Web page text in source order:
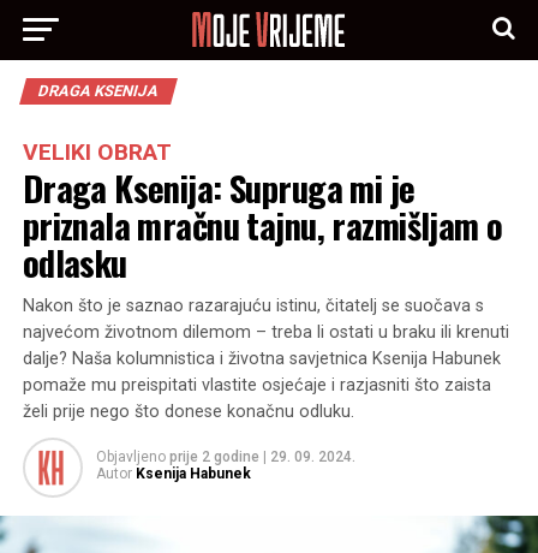
DRAGA KSENIJA
VELIKI OBRAT
Draga Ksenija: Supruga mi je
priznala mračnu tajnu, razmišljam o
odlasku
Nakon što je saznao razarajuću istinu, čitatelj se suočava s
najvećom životnom dilemom – treba li ostati u braku ili krenuti
dalje? Naša kolumnistica i životna savjetnica Ksenija Habunek
pomaže mu preispitati vlastite osjećaje i razjasniti što zaista
želi prije nego što donese konačnu odluku.
Objavljeno prije 2 godine
29. 09. 2024.
Autor Ksenija Habunek